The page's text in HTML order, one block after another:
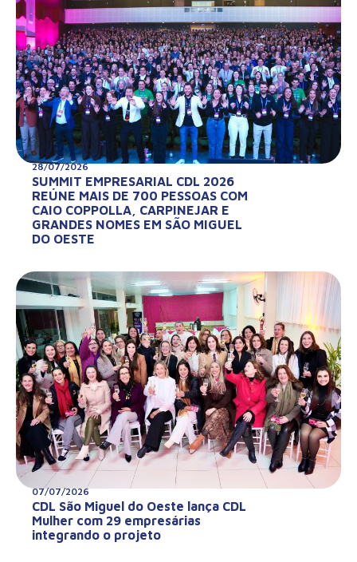
28/07/2026
SUMMIT EMPRESARIAL CDL 2026
REÚNE MAIS DE 700 PESSOAS COM
CAIO COPPOLLA, CARPINEJAR E
GRANDES NOMES EM SÃO MIGUEL
DO OESTE
07/07/2026
CDL São Miguel do Oeste lança CDL
Mulher com 29 empresárias
integrando o projeto